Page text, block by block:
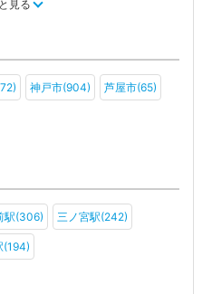
(24)
ント・レジャー(20)
ＮＰＯ法人(11) 学校法人(7)
見る
神戸市(904) 芦屋市(65)
駅(306) 三ノ宮駅(242)
(194)